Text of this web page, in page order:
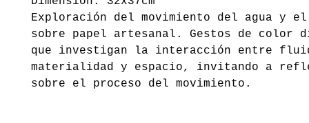
Exploración del movimiento del agua y el
sobre papel artesanal. Gestos de color
que investigan la interacción entre
materialidad y espacio, invitando a
sobre el proceso del movimiento.